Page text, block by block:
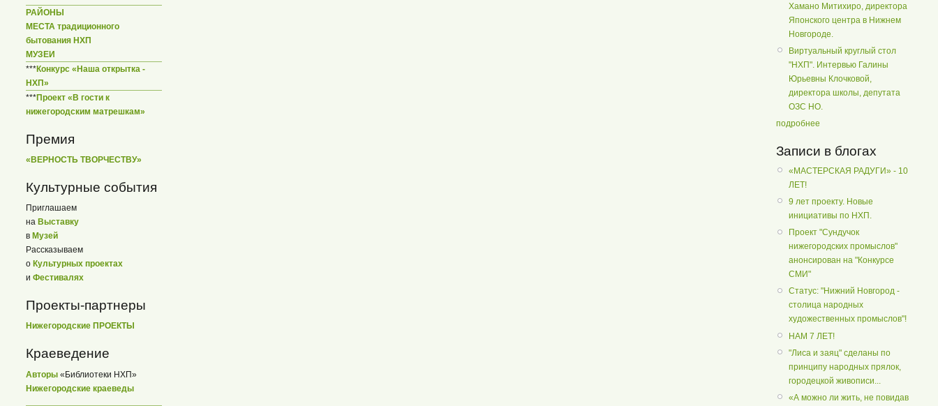
РАЙОНЫ
МЕСТА традиционного
бытования НХП
МУЗЕИ
***Конкурс «Наша открытка -
НХП»
***Проект «В гости к
нижегородским матрешкам»
Премия
«ВЕРНОСТЬ ТВОРЧЕСТВУ»
Культурные события
Приглашаем
на Выставку
в Музей
Рассказываем
о Культурных проектах
и Фестивалях
Проекты-партнеры
Нижегородские ПРОЕКТЫ
Краеведение
Авторы «Библиотеки НХП»
Нижегородские краеведы
Хамано Митихиро, директора
Японского центра в Нижнем
Новгороде.
Виртуальный круглый стол
"НХП". Интервью Галины
Юрьевны Клочковой,
директора школы, депутата
ОЗС НО.
подробнее
Записи в блогах
«МАСТЕРСКАЯ РАДУГИ» - 10
ЛЕТ!
9 лет проекту. Новые
инициативы по НХП.
Проект "Сундучок
нижегородских промыслов"
анонсирован на "Конкурсе
СМИ"
Статус: "Нижний Новгород -
столица народных
художественных промыслов"!
НАМ 7 ЛЕТ!
"Лиса и заяц" сделаны по
принципу народных прялок,
городецкой живописи...
«А можно ли жить, не повидав